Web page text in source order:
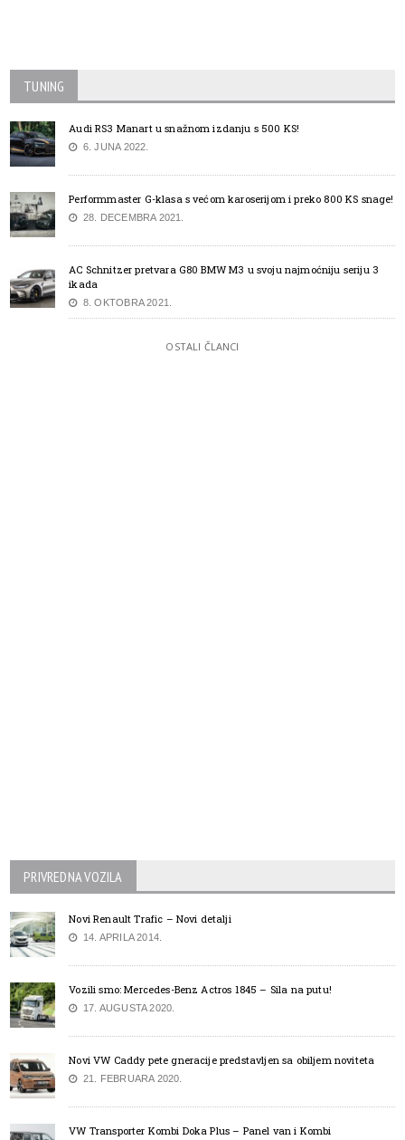
TUNING
Audi RS3 Manart u snažnom izdanju s 500 KS!
6. JUNA 2022.
Performmaster G-klasa s većom karoserijom i preko 800 KS snage!
28. DECEMBRA 2021.
AC Schnitzer pretvara G80 BMW M3 u svoju najmoćniju seriju 3
ikada
8. OKTOBRA 2021.
OSTALI ČLANCI
PRIVREDNA VOZILA
Novi Renault Trafic – Novi detalji
14. APRILA 2014.
Vozili smo: Mercedes-Benz Actros 1845 – Sila na putu!
17. AUGUSTA 2020.
Novi VW Caddy pete gneracije predstavljen sa obiljem noviteta
21. FEBRUARA 2020.
VW Transporter Kombi Doka Plus – Panel van i Kombi